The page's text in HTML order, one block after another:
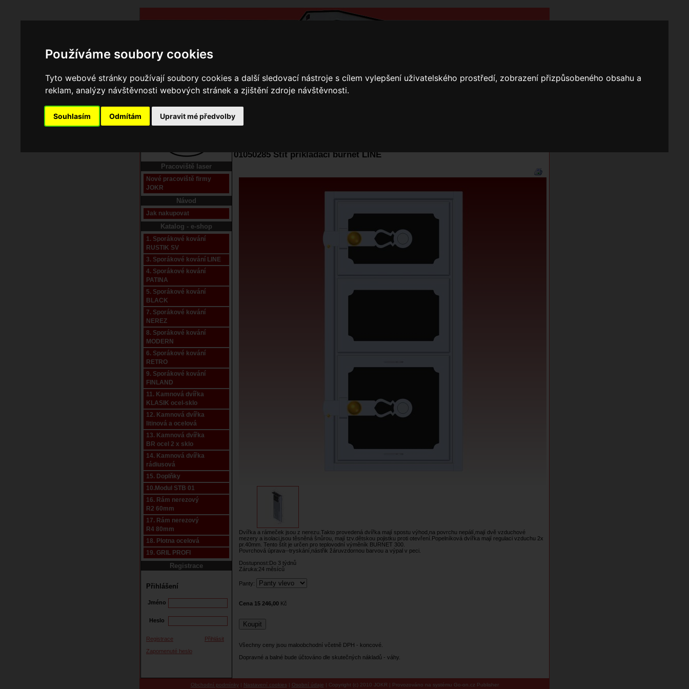
Používáme soubory cookies
Tyto webové stránky používají soubory cookies a další sledovací nástroje s cílem vylepšení uživatelského prostředí, zobrazení přizpůsobeného obsahu a
reklam, analýzy návštěvnosti webových stránek a zjištění zdroje návštěvnosti.
Souhlasím Odmítám Upravit mé předvolby
Domů Kontakty
Pracoviště laser
Nové pracoviště firmy
JOKR
Návod
Jak nakupovat
Katalog - e-shop
1. Sporákové kování
RUSTIK SV
3. Sporákové kování LINE
4. Sporákové kování
PATINA
5. Sporákové kování
BLACK
7. Sporákové kování
NEREZ
8. Sporákové kování
MODERN
6. Sporákové kování
RETRO
9. Sporákové kování
FINLAND
11. Kamnová dvířka
KLASIK ocel-sklo
12. Kamnová dvířka
litinová a ocelová
13. Kamnová dvířka
BR ocel 2 x sklo
14. Kamnová dvířka
rádiusová
15. Doplňky
10.Modul STB 01
16. Rám nerezový
R2 60mm
17. Rám nerezový
R4 80mm
18. Plotna ocelová
19. GRIL PROFI
Registrace
Přihlášení
Jméno
Heslo
Registrace
Přihlásit
Zapomenuté heslo
01050285 Štít přikládací burnet LINE
Dvířka a rámeček jsou z nerezu.Takto provedená dvířka mají spostu výhod,na povrchu nepálí,mají dvě vzduchové
mezery a isolaci,jsou těsněná šnůrou, mají tzv.dětskou pojistku proti otevření.Popelníková dvířka mají regulaci vzduchu 2x
pr.40mm. Tento štít je určen pro teplovodní výměník BURNET 300.
Povrchová úprava--tryskání,nástřik žáruvzdornou barvou a výpal v peci.
Dostupnost:Do 3 týdnů
Záruka:24 měsíců
Panty:
Cena 15 246,00 Kč
Všechny ceny jsou maloobchodní včetně DPH - koncové.
Dopravné a balné bude účtováno dle skutečných nákladů - váhy.
Obchodní podmínky| Nastavení cookies | Osobní údaje | Copyright (c) 2010 JOKR | Provozováno na systému Go-on.cz Publisher